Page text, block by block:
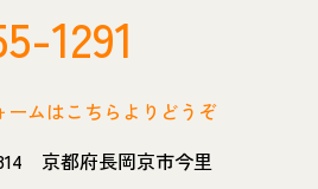
1291
ームはこちらよりどうぞ
京都府長岡京市今里